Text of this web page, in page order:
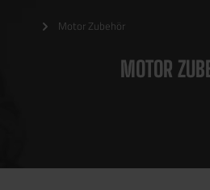
Motor Zubehör
MOTOR